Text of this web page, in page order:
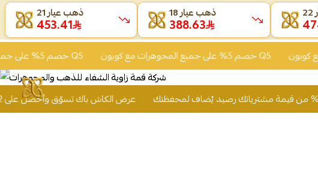
خصم 5% على جميع المجوهرات مع كوبون Q5 خصم 5% على جميع المجوهرات مع كوبون Q5
عرض الكاش باك تسوّق وأحصل على 2% من قيمة مشترياتك لمحفظتك
ذهب عيار 21
453.39
ذهب عيار 18
388.59